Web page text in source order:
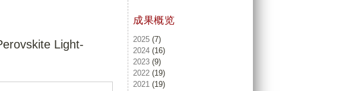
Light-
成果概览
2025 (7)
2024 (16)
2023 (9)
2022 (19)
2021 (19)